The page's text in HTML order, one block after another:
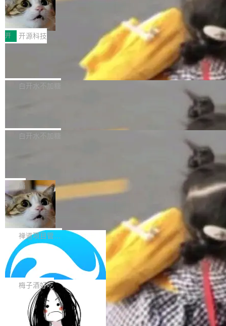
共吸引来自全球工业界与学术界的1...
程、办公、科研以及长周期任务等方面实现了全
面提升。它不仅能应对更具挑战性的问题，还能
更可靠地端到端完成复杂任务，输出值得信赖的
成果。 全球开发者都可通过千问 AI 平台获得 Q
wen3.8 的 API 服务：国内每百万 Tok...
权重已经上传至 Hugging Face。 去年国内的视
频生成模型还在追 Runway 和 Pika 的参数，今
天 MiniMax H3 从架构到许可都摆上台面了。一
个模型，三个模块，两个开源。 H3 由三个模块
组成：H3-Context-IR 负责多模态指令理解和编
排（闭源，提供 API）；H3-Base 是核心生成模
型，33B 参数，负责 768p 音视频生成（开
DeepSeek-V4-Flash正式版API上线超
算互联网
近日，DeepSeek-V4-Flash 正式版 API 开启公
开测试。国家超算互联网正式上线 DeepSeek-V
4-Flash 正式版（DeepSeek-V4-Flash-0731）
模型 API 调用服务和模型文件。 DeepSeek-V4-
Flash-0731 经过大量后训练工作，智能体能力
大幅增强，指令遵循能力大幅增强。在多项基准
模型 API 调用服务，用户无需繁琐环境配置，一
开 开源科技
Docker 29.7.1 现已发布，具体更新内容如下：
Bug fixes and enhancements 修复了一个回归
绝遍历绝对符号链接的容器路径，例如/var/run -
更新说明：https://github.com/moby/...
白开水不加糖
计语言和 React 组件库。Ant Design 6.5.3 现
ut.OTP 的 mask 为 true 时仍显示原始值的问
题。#58805 修复 Input.TextArea 调整大小手柄
在触摸设备上显示为小圆点的问题。#58812 Ty
pography 优化 Typography 省略提示在大列表
中的渲染性能。#58806 修复 Typography...
白开水不加糖
比它便宜的。 Artificial Analysis 更新了 DeepS
eek V4 Flash 0731 的完整评测。一张 Intellige
nce Index vs Cost per Task 的散点图上，13
个模型排成一列，V4 Flash 贴着底部：$0.03
一次任务。 V4 Flash 的 Intelligence Index 得
分 50，在 101 个模型中排第 3。排在它前面
的：Claude Opus 5（61 分）、Claude Fable
5（60 分）、GPT-5.6 Sol（59 分）、Kimi K3
（57 分）、Grok 4...
局
禅道开源版 22.4 发布，内置 DevOps4.
0 正式版，提供从代码提交到交付的全
生命周期的管理能力
大家好， 禅道开源版22.4发布啦！本次发布我们
带来了DevOps4.0系列的首个正式版本。 DevO
ps4.0内置与禅道DevOps专业版同源的代码管理
核心，依托于全自研的GitFox代码托管引擎，我
们提供了从代码提交到交付的全生命周期的管理
能力。同时，我们 对禅道DevOps现有底层代码
进行了革命性的重构，为后续AI辅助编程、智能
代码评审及自动化运维的全面落地夯实了“一体
化”的基座。 新版本将为用户带来更好的使用体
Solon 的 10 种 HTTP 服务器：改一行
依赖，换一个引擎
用 Solon 做线上项目有一阵子了，有个点总让新
接触的人觉得意外：服务器引擎是让你选的。 S
olon 内核约 0.3MB，不内置固定的 HTTP 服务
器。HTTP 引擎是一个独立插件。你选一个，或
者选两个，不同环境之间切换，一行应用代码都
梅子酒好吃
加载更多